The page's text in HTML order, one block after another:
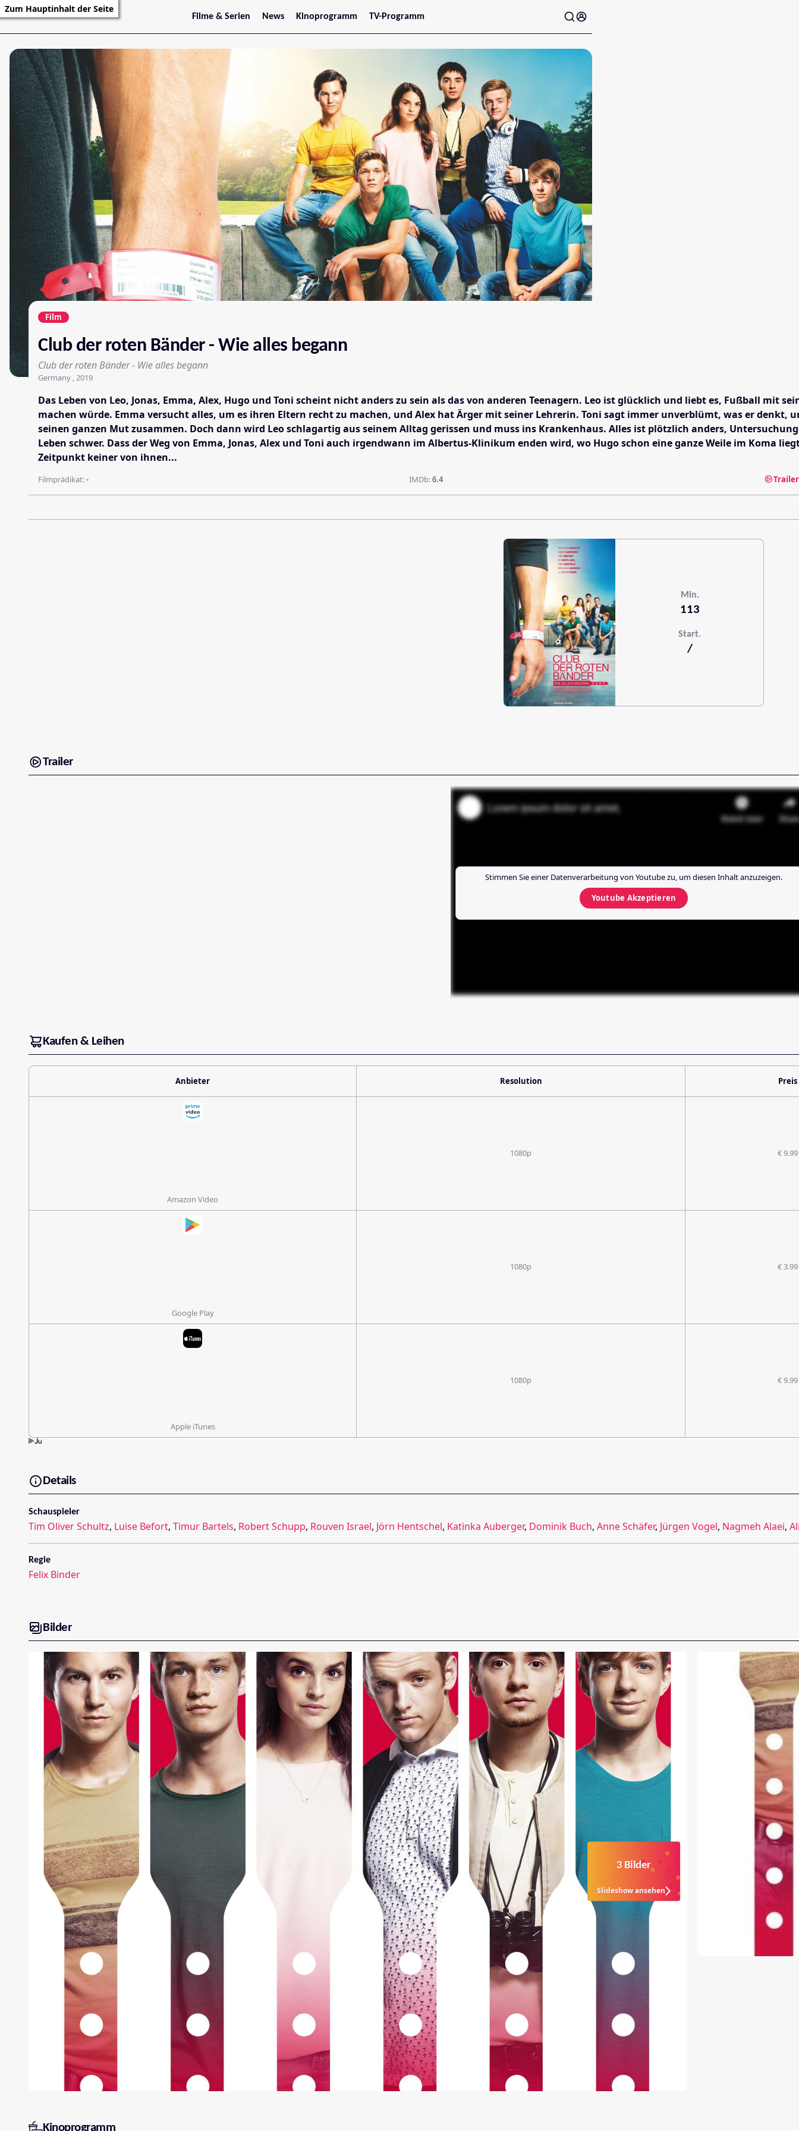
Zum Hauptinhalt der Seite
Filme & Serien
Trailer
News
Stars
Kinoprogramm
Jetzt im Kino
Niederösterreich
Oberösterreich
Steiermark
Burgenland
Kärnten
Salzburg
Tirol
Vorarlberg
TV-Programm
Film
Club der roten Bänder - Wie alles begann
Club der roten Bänder - Wie alles begann
Germany , 2019
Das Leben von Leo, Jonas, Emma, Alex, Hugo und Toni scheint nicht anders zu sein als das von anderen Teenagern. Leo ist glücklich und liebt es, Fußball mit
machen würde. Emma versucht alles, um es ihren Eltern recht zu machen, und Alex hat Ärger mit seiner Lehrerin. Toni sagt immer unverblümt, was er
seinen ganzen Mut zusammen. Doch dann wird Leo schlagartig aus seinem Alltag gerissen und muss ins Krankenhaus. Alles ist plötzlich anders,
Leben schwer. Dass der Weg von Emma, Jonas, Alex und Toni auch irgendwann im Albertus-Klinikum enden wird, wo Hugo schon eine ganze Weile im Koma
Zeitpunkt keiner von ihnen...
Filmprädikat:- IMDb:6.4
Min.
113
Start.
/
Trailer
Stimmen Sie einer Datenverarbeitung von Youtubezu, um diesen Inhalt anzuzeigen.
Youtube Akzeptieren
Kaufen & Leihen
Anbieter Resolution Preis
Amazon Video
1080p € 9.99
Google Play
1080p € 3.99
Apple iTunes
1080p € 9.99
Details
Schauspieler
Tim Oliver Schultz, Luise Befort, Timur Bartels, Robert Schupp, Rouven Israel, Jörn Hentschel, Katinka Auberger, Dominik Buch, Anne Schäfer, Jürgen Vogel, Nagmeh Alaei,
Regie
Felix Binder
Bilder
3 Bilder
Slideshow ansehen
Kinoprogramm